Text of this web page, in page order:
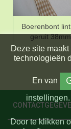
Boerenbont
geruit
Deze site
technologieën
En van
instellingen.
Door te klikken